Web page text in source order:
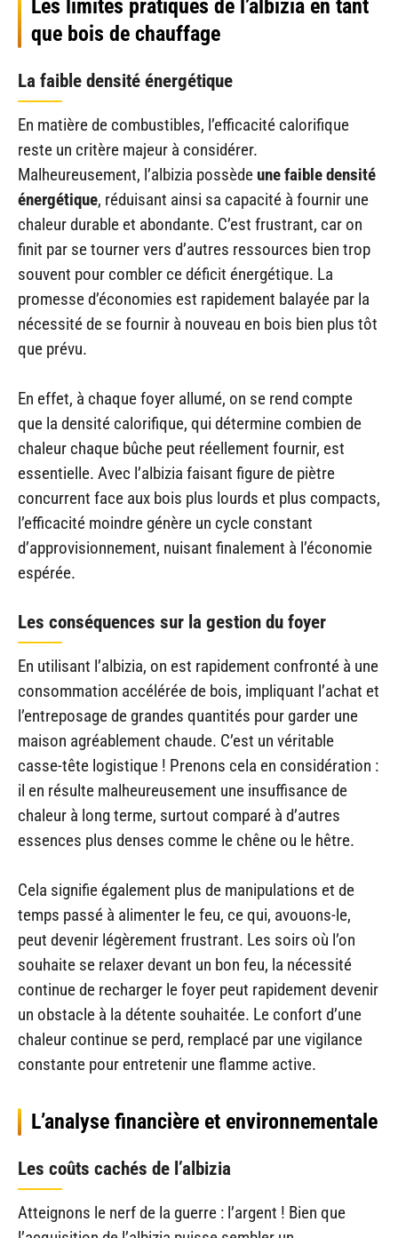
Les limites pratiques de l’albizia en tant
que bois de chauffage
La faible densité énergétique
En matière de combustibles, l’efficacité calorifique
reste un critère majeur à considérer.
Malheureusement, l’albizia possède une faible densité
énergétique, réduisant ainsi sa capacité à fournir une
chaleur durable et abondante. C’est frustrant, car on
finit par se tourner vers d’autres ressources bien trop
souvent pour combler ce déficit énergétique. La
promesse d’économies est rapidement balayée par la
nécessité de se fournir à nouveau en bois bien plus tôt
que prévu.
En effet, à chaque foyer allumé, on se rend compte
que la densité calorifique, qui détermine combien de
chaleur chaque bûche peut réellement fournir, est
essentielle. Avec l’albizia faisant figure de piètre
concurrent face aux bois plus lourds et plus compacts,
l’efficacité moindre génère un cycle constant
d’approvisionnement, nuisant finalement à l’économie
espérée.
Les conséquences sur la gestion du foyer
En utilisant l’albizia, on est rapidement confronté à une
consommation accélérée de bois, impliquant l’achat et
l’entreposage de grandes quantités pour garder une
maison agréablement chaude. C’est un véritable
casse-tête logistique ! Prenons cela en considération :
il en résulte malheureusement une insuffisance de
chaleur à long terme, surtout comparé à d’autres
essences plus denses comme le chêne ou le hêtre.
Cela signifie également plus de manipulations et de
temps passé à alimenter le feu, ce qui, avouons-le,
peut devenir légèrement frustrant. Les soirs où l’on
souhaite se relaxer devant un bon feu, la nécessité
continue de recharger le foyer peut rapidement devenir
un obstacle à la détente souhaitée. Le confort d’une
chaleur continue se perd, remplacé par une vigilance
constante pour entretenir une flamme active.
L’analyse financière et environnementale
Les coûts cachés de l’albizia
Atteignons le nerf de la guerre : l’argent ! Bien que